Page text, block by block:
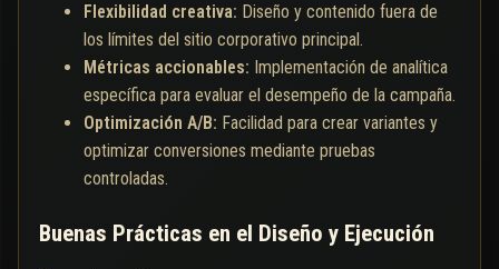
Flexibilidad creativa: Diseño y contenido fuera de
los límites del sitio corporativo principal.
Métricas accionables: Implementación de analítica
específica para evaluar el desempeño de la campaña.
Optimización A/B: Facilidad para crear variantes y
optimizar conversiones mediante pruebas
controladas.
Buenas Prácticas en el Diseño y Ejecución